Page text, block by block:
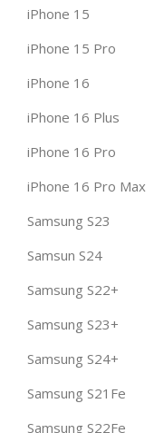
iPhone 15
iPhone 15 Pro
iPhone 16
iPhone 16 Plus
iPhone 16 Pro
iPhone 16 Pro Max
Samsung S23
Samsun S24
Samsung S22+
Samsung S23+
Samsung S24+
Samsung S21Fe
Samsung S22Fe